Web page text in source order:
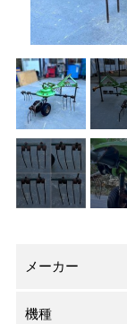
メーカー
機種